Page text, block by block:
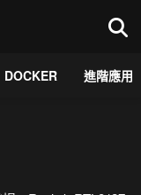
DOCKER 進階應用